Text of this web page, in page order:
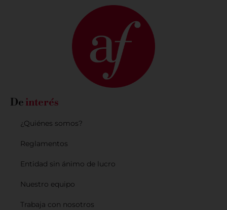
De interés
¿Quiénes somos?
Reglamentos
Entidad sin ánimo de lucro
Nuestro equipo
Trabaja con nosotros